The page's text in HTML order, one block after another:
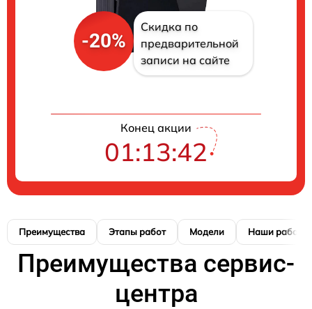
-20%
Скидка по
предварительной
записи на сайте
Конец акции
01:13:41
Преимущества Этапы работ Модели Наши работы
Преимущества сервис-
центра